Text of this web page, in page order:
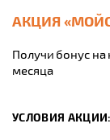
АКЦИЯ
Получи бонус
месяца
УСЛОВИЯ АКЦИИ: